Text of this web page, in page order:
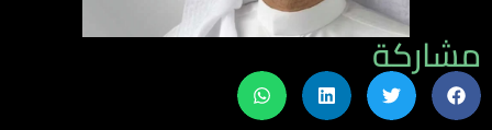
مشاركة